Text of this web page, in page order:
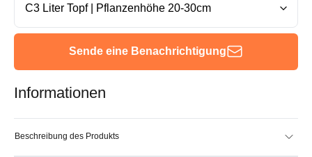
Sende eine Benachrichtigung
Informationen
Beschreibung des Produkts